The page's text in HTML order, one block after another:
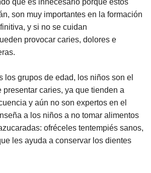
son muy importantes en la formación
y si no se cuidan
provocar caries, dolores e
los grupos de edad, los niños son el
presentar caries, ya que tienden a
y aún no son expertos en el
a los niños a no tomar alimentos
ofréceles tentempiés sanos,
les ayuda a conservar los dientes